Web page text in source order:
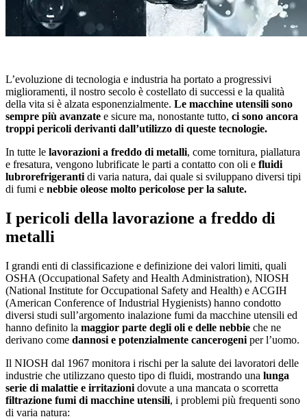
L’evoluzione di tecnologia e industria ha portato a progressivi
miglioramenti, il nostro secolo è costellato di successi e la qualità
della vita si è alzata esponenzialmente. Le macchine utensili sono
sempre più avanzate e sicure ma, nonostante tutto, ci sono ancora
troppi pericoli derivanti dall’utilizzo di queste tecnologie.
In tutte le lavorazioni a freddo di metalli, come tornitura, piallatura
e fresatura, vengono lubrificate le parti a contatto con oli e fluidi
lubrorefrigeranti di varia natura, dai quale si sviluppano diversi tipi
di fumi e nebbie oleose molto pericolose per la salute.
I pericoli della lavorazione a freddo di
metalli
I grandi enti di classificazione e definizione dei valori limiti, quali
OSHA (Occupational Safety and Health Administration), NIOSH
(National Institute for Occupational Safety and Health) e ACGIH
(American Conference of Industrial Hygienists) hanno condotto
diversi studi sull’argomento inalazione fumi da macchine utensili ed
hanno definito la maggior parte degli oli e delle nebbie che ne
derivano come dannosi e potenzialmente cancerogeni per l’uomo.
Il NIOSH dal 1967 monitora i rischi per la salute dei lavoratori delle
industrie che utilizzano questo tipo di fluidi, mostrando una lunga
serie di malattie e irritazioni dovute a una mancata o scorretta
filtrazione fumi di macchine utensili, i problemi più frequenti sono
di varia natura: